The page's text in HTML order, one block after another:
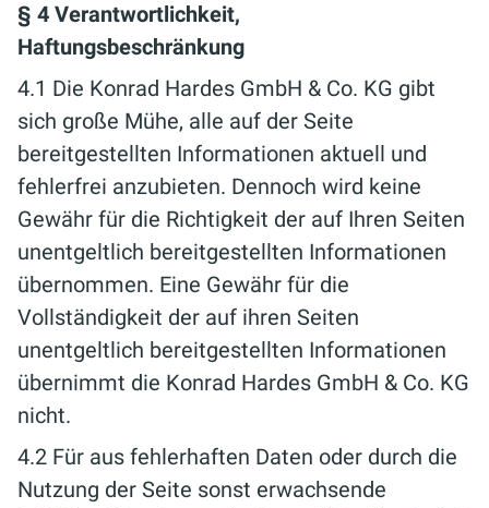
§ 4 Verantwortlichkeit,
Haftungsbeschränkung
4.1 Die Konrad Hardes GmbH & Co. KG gibt
sich große Mühe, alle auf der Seite
bereitgestellten Informationen aktuell und
fehlerfrei anzubieten. Dennoch wird keine
Gewähr für die Richtigkeit der auf Ihren Seiten
unentgeltlich bereitgestellten Informationen
übernommen. Eine Gewähr für die
Vollständigkeit der auf ihren Seiten
unentgeltlich bereitgestellten Informationen
übernimmt die Konrad Hardes GmbH & Co. KG
nicht.
4.2 Für aus fehlerhaften Daten oder durch die
Nutzung der Seite sonst erwachsende